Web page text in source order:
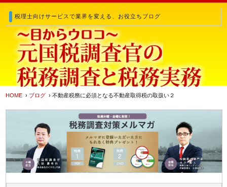
税理士向けサービスで業界を変える、お役立ちブログ
HOME › ブログ › 不動産税務に必須となる不動産取得税の取扱い２